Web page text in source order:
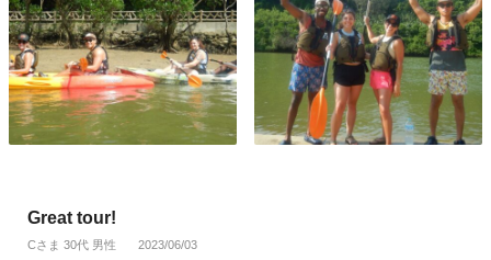
Great tour!
Cさま 30代 男性 2023/06/03